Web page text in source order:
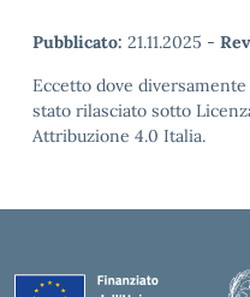
Pubblicato: 21.11.2025 -
Eccetto dove
stato rilasciato sotto
Attribuzione 4.0 Italia.